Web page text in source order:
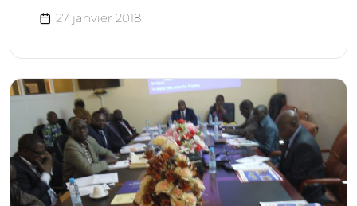
27 janvier 2018